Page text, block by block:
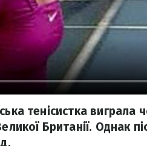
тенісистка виграла
Британії. Однак